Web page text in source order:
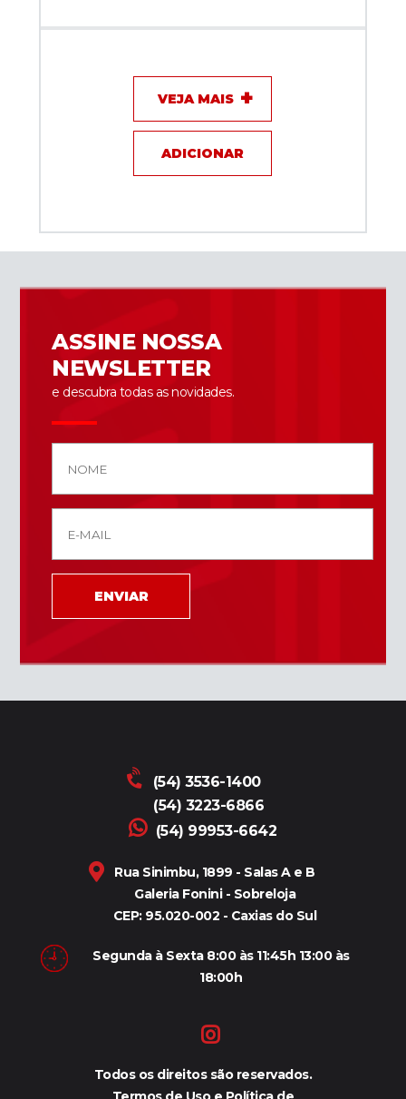
VEJA MAIS
ADICIONAR
ASSINE NOSSA
NEWSLETTER
e descubra todas as novidades.
ENVIAR
(54) 3536-1400
(54) 3223-6866
(54) 99953-6642
Rua Sinimbu, 1899 - Salas A e B
Galeria Fonini - Sobreloja
CEP: 95.020-002 - Caxias do Sul
Segunda à Sexta 8:00 às 11:45h 13:00 às
18:00h
Todos os direitos são reservados.